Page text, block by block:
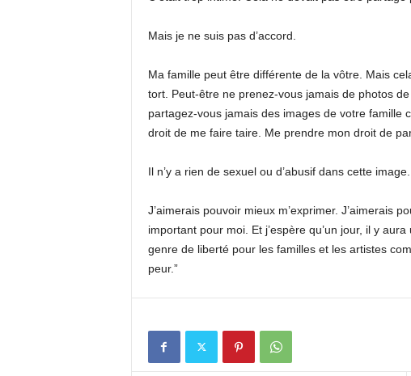
Mais je ne suis pas d’accord.
Ma famille peut être différente de la vôtre. Mais
tort. Peut-être ne prenez-vous jamais de photos
partagez-vous jamais des images de votre famille
droit de me faire taire. Me prendre mon droit de
Il n’y a rien de sexuel ou d’abusif dans cette
J’aimerais pouvoir mieux m’exprimer. J’aimerais
important pour moi. Et j’espère qu’un jour, il y
genre de liberté pour les familles et les artistes
peur.”